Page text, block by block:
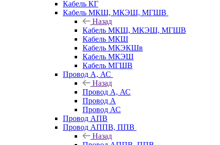
Кабель КГ
Кабель МКШ, МКЭШ, МГШВ
Назад
Кабель МКШ, МКЭШ, МГШВ
Кабель МКШ
Кабель МКЭКШв
Кабель МКЭШ
Кабель МГШВ
Провод А, АС
Назад
Провод А, АС
Провод А
Провод АС
Провод АПВ
Провод АППВ, ППВ
Назад